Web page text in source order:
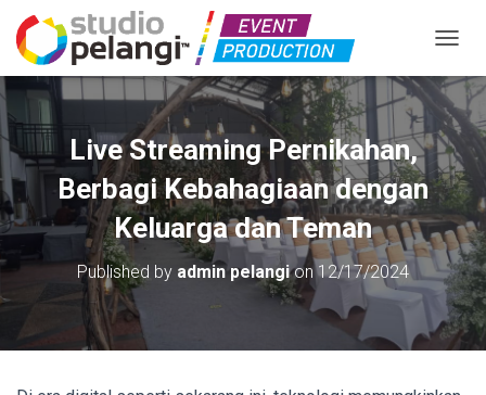
Live Streaming Pernikahan,
Berbagi Kebahagiaan dengan
Keluarga dan Teman
Published by admin pelangion12/17/2024